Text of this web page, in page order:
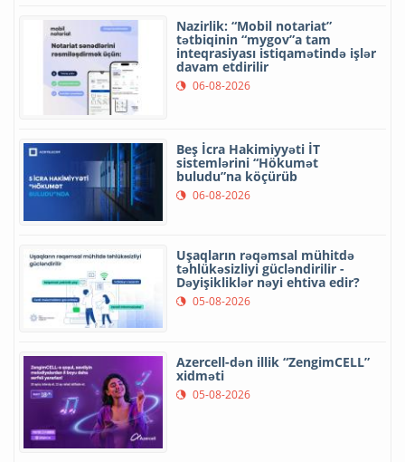
Nazirlik: “Mobil notariat”
tətbiqinin “mygov”a tam
inteqrasiyası istiqamətində işlər
davam etdirilir
06-08-2026
Beş İcra Hakimiyyəti İT
sistemlərini “Hökumət
buludu”na köçürüb
06-08-2026
Uşaqların rəqəmsal mühitdə
təhlükəsizliyi gücləndirilir -
Dəyişikliklər nəyi ehtiva edir?
05-08-2026
Azercell-dən illik “ZengimCELL”
xidməti
05-08-2026